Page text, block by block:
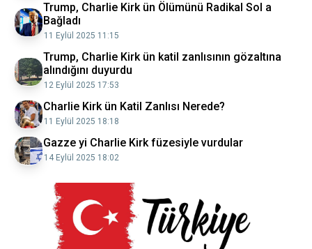
Trump, Charlie Kirk ün Ölümünü Radikal Sol a
Bağladı
11 Eylül 2025 11:15
Trump, Charlie Kirk ün katil zanlısının gözaltına
alındığını duyurdu
12 Eylül 2025 17:53
Charlie Kirk ün Katil Zanlısı Nerede?
11 Eylül 2025 18:18
Gazze yi Charlie Kirk füzesiyle vurdular
14 Eylül 2025 18:02